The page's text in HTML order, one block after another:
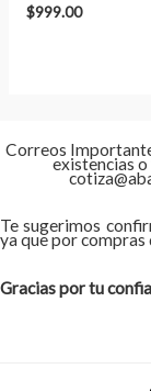
$999.00
Correos
existencias o
Te sugerimos
ya que por
Gracias por tu